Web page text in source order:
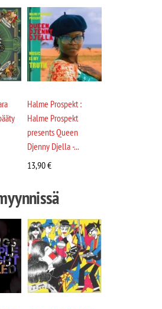
Halme Prospekt :
Halme Prospekt
presents Queen
Djenny Djella -...
13,90€